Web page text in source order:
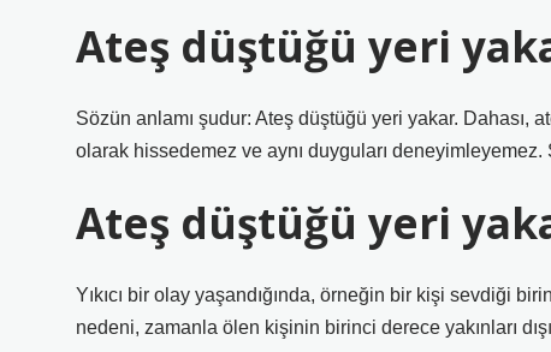
Ateş düştüğü yeri
Sözün anlamı şudur: Ateş düştüğü yeri yakar. Dahası,
olarak hissedemez ve aynı duyguları deneyimleyemez.
Ateş düştüğü yeri
Yıkıcı bir olay yaşandığında, örneğin bir kişi sevdiği
nedeni, zamanla ölen kişinin birinci derece yakınları